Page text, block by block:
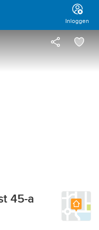
Inloggen
45-a